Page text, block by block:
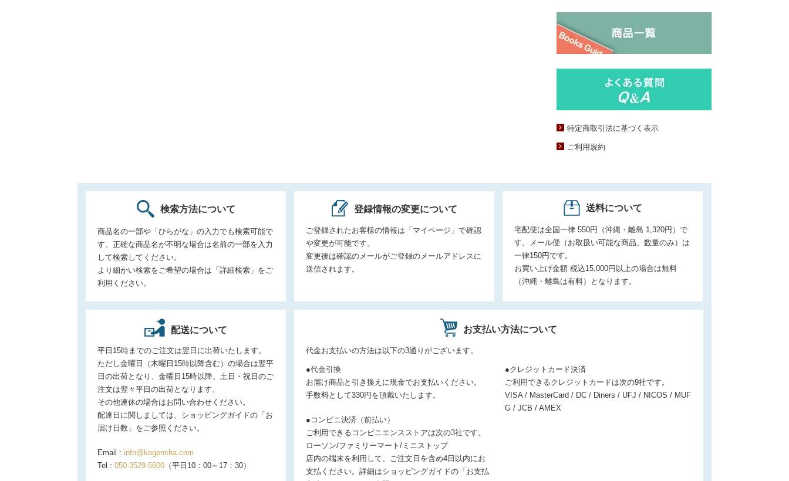
特定商取引法に基づく表示
ご利用規約
検索方法について
商品名の一部や「ひらがな」の入力でも検索可能で
す。正確な商品名が不明な場合は名前の一部を入力
して検索してください。
より細かい検索をご希望の場合は「詳細検索」をご
利用ください。
登録情報の変更について
ご登録されたお客様の情報は「マイページ」で確認
や変更が可能です。
変更後は確認のメールがご登録のメールアドレスに
送信されます。
送料について
宅配便は全国一律 550円（沖縄・離島 1,320円）で
す。メール便（お取扱い可能な商品、数量のみ）は
一律150円です。
お買い上げ金額 税込15,000円以上の場合は無料
（沖縄・離島は有料）となります。
配送について
平日15時までのご注文は翌日に出荷いたします。
ただし金曜日（木曜日15時以降含む）の場合は翌平
日の出荷となり、金曜日15時以降、土日・祝日のご
注文は翌々平日の出荷となります。
その他連休の場合はお問い合わせください。
配達日に関しましては、ショッピングガイドの「お
届け日数」をご参照ください。
Email : info@kogensha.com
Tel : 050-3529-5600 （平日10：00～17：30）
お支払い方法について
代金お支払いの方法は以下の3通りがございます。
●代金引換
お届け商品と引き換えに現金でお支払いください。
手数料として330円を頂戴いたします。
●コンビニ決済（前払い）
ご利用できるコンビニエンスストアは次の3社です。
ローソン/ファミリーマート/ミニストップ
店内の端末を利用して、ご注文日を含め4日以内にお
支払ください。詳細はショッピングガイドの「お支払
●クレジットカード決済
ご利用できるクレジットカードは次の9社です。
VISA / MasterCard / DC / Diners / UFJ / NICOS / MUF
G / JCB / AMEX